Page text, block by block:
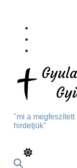
Content
"mi a megfeszített
hirdetjük"